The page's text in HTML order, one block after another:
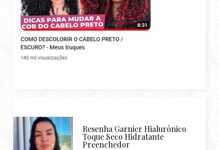
Resenha Garnier Hialurônico
Toque Seco Hidratante
Preenchedor